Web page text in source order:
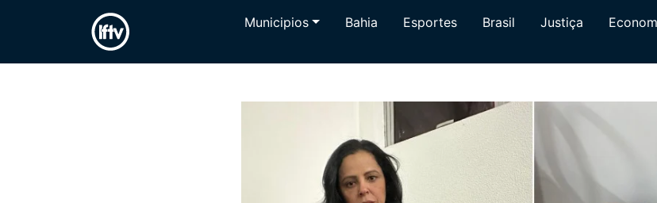
Municipios Bahia Esportes Brasil Justiça